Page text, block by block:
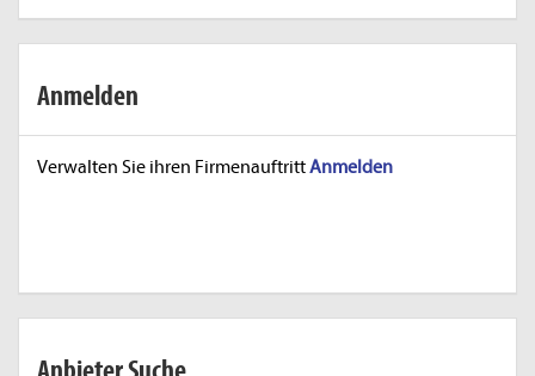
Anmelden
Verwalten Sie ihren FirmenauftrittAnmelden